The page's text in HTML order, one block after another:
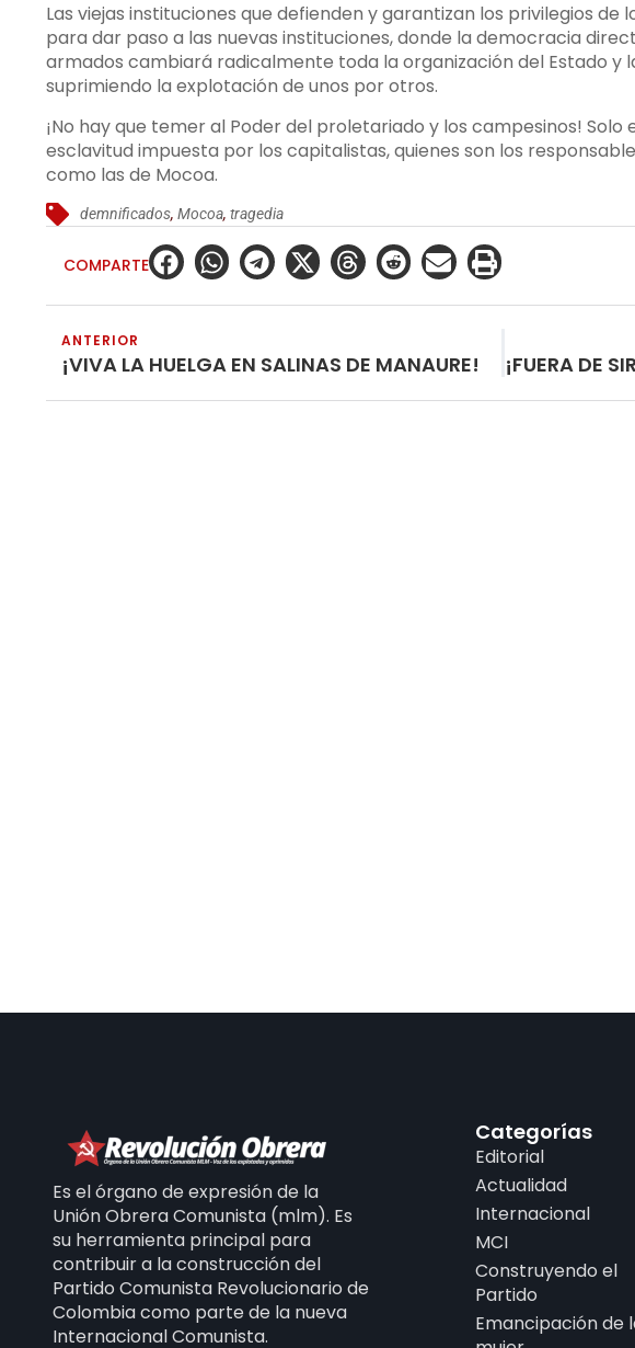
Las viejas instituciones que defienden y garantizan los privilegios
para dar paso a las nuevas instituciones, donde la democracia
armados cambiará radicalmente toda la organización del Estado y
suprimiendo la explotación de unos por otros.
¡No hay que temer al Poder del proletariado y los campesinos!
esclavitud impuesta por los capitalistas, quienes son los
como las de Mocoa.
demnificados,Mocoa,tragedia
COMPARTE
ANTERIOR
¡VIVA LA HUELGA EN SALINAS DE MANAURE!
Es el órgano de expresión de la
Unión Obrera Comunista (mlm). Es
su herramienta principal para
contribuir a la construcción del
Partido Comunista Revolucionario de
Colombia como parte de la nueva
Internacional Comunista.
Categorías
Editorial
Actualidad
Internacional
MCI
Construyendo el
Partido
Emancipación de